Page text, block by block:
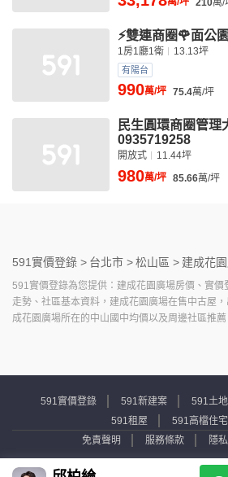
210萬/
⚡雙連商圈🌹面公
1房1廳1衛 13.13坪
有陽台
990萬/坪 75.4萬/坪
民生圓環商圈管理
0935719258
開放式 11.44坪
980萬/坪 85.66萬/坪
591實價登錄 > 台北市 >松山區 > 建成花
591實價登錄為您提供：建成花園廣場房價、實價
走勢、社區基本資料，建成花園廣場在售中古屋
成花園廣場所在的中山國中均價以及周邊社區推薦
591實價登錄 591新建案 591土地
591租屋
591高檔住宅
免責聲明
服務條款 隱
Copyright © 2007-2026 by Addcn Technology